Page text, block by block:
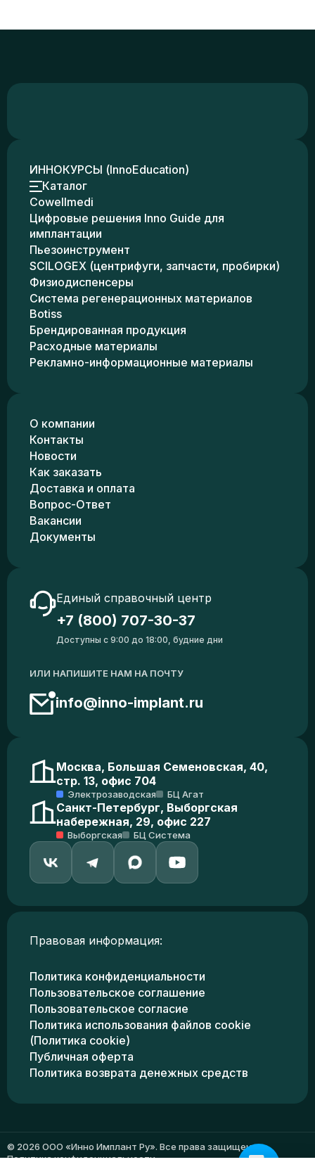
ИННОКУРСЫ (InnoEducation)
Каталог
Cowellmedi
Цифровые решения Inno Guide для
имплантации
Пьезоинструмент
SCILOGEX (центрифуги, запчасти, пробирки)
Физиодиспенсеры
Система регенерационных материалов
Botiss
Брендированная продукция
Расходные материалы
Рекламно-информационные материалы
О компании
Контакты
Новости
Как заказать
Доставка и оплата
Вопрос-Ответ
Вакансии
Документы
Единый справочный центр
+7 (800) 707-30-37
Доступны с 9:00 до 18:00, будние дни
ИЛИ НАПИШИТЕ НАМ НА ПОЧТУ
info@inno-implant.ru
Москва, Большая Семеновская, 40,
стр. 13, офис 704
Электрозаводская БЦ Агат
Санкт-Петербург, Выборгская
набережная, 29, офис 227
Выборгская БЦ Система
Правовая информация:
Политика конфиденциальности
Пользовательское соглашение
Пользовательское согласие
Политика использования файлов cookie
(Политика cookie)
Публичная оферта
Политика возврата денежных средств
© 2026 ООО «Инно Имплант Ру». Все права защищены.
Политика конфиденциальности